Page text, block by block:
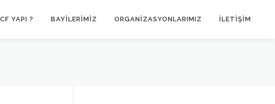
YAPI ? BAYİLERİMİZ ORGANIZASYONLARIMIZ İLETIŞIM